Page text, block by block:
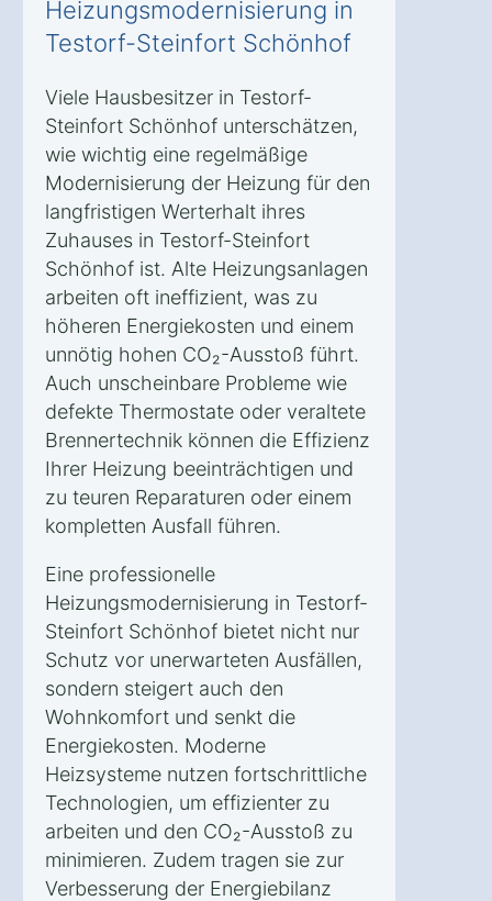
Heizungsmodernisierung in
Testorf-Steinfort Schönhof
Viele Hausbesitzer in Testorf-
Steinfort Schönhof unterschätzen,
wie wichtig eine regelmäßige
Modernisierung der Heizung für den
langfristigen Werterhalt ihres
Zuhauses in Testorf-Steinfort
Schönhof ist. Alte Heizungsanlagen
arbeiten oft ineffizient, was zu
höheren Energiekosten und einem
unnötig hohen CO₂-Ausstoß führt.
Auch unscheinbare Probleme wie
defekte Thermostate oder veraltete
Brennertechnik können die Effizienz
Ihrer Heizung beeinträchtigen und
zu teuren Reparaturen oder einem
kompletten Ausfall führen.
Eine professionelle
Heizungsmodernisierung in Testorf-
Steinfort Schönhof bietet nicht nur
Schutz vor unerwarteten Ausfällen,
sondern steigert auch den
Wohnkomfort und senkt die
Energiekosten. Moderne
Heizsysteme nutzen fortschrittliche
Technologien, um effizienter zu
arbeiten und den CO₂-Ausstoß zu
minimieren. Zudem tragen sie zur
Verbesserung der Energiebilanz